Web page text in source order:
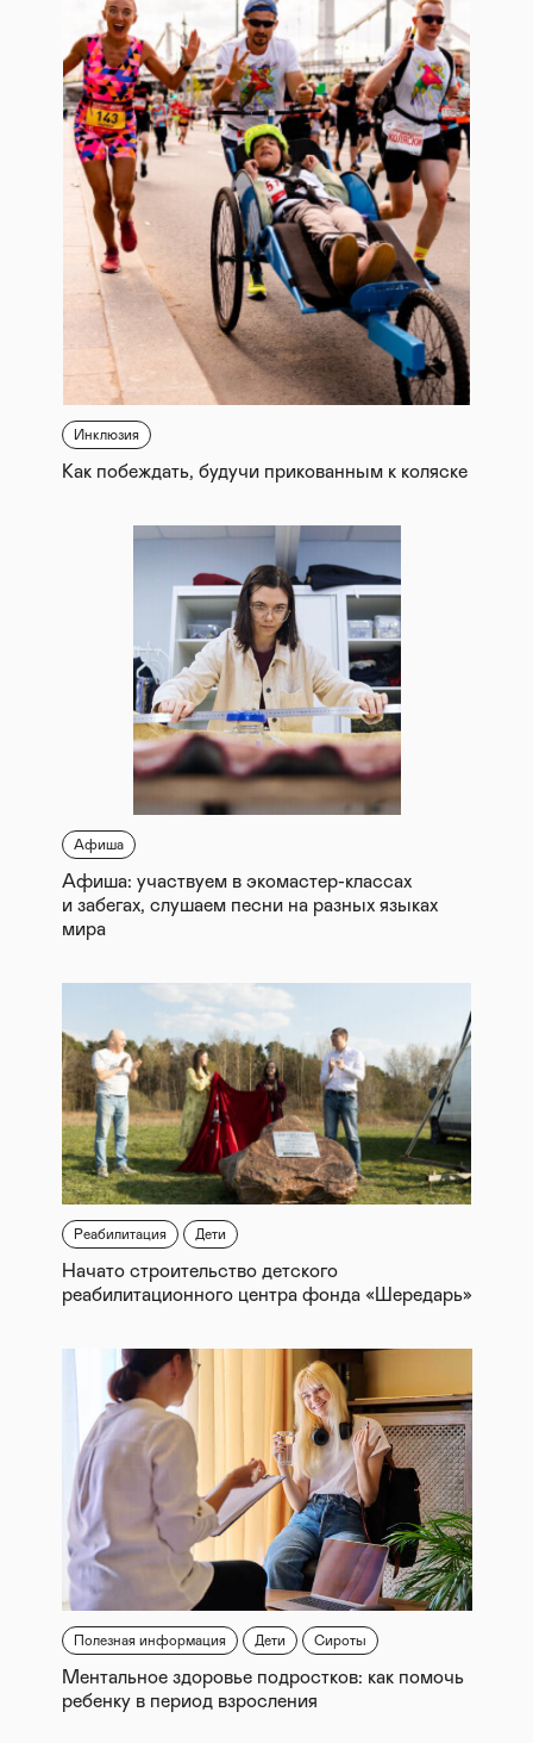
Инклюзия
Как побеждать, будучи прикованным к коляске
Афиша
Афиша: участвуем в экомастер-классах
и забегах, слушаем песни на разных языках
мира
Реабилитация Дети
Начато строительство детского
реабилитационного центра фонда «Шередарь»
Полезная информация Дети Сироты
Ментальное здоровье подростков: как помочь
ребенку в период взросления